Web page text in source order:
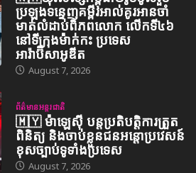
ប្រឡងទន្ទេញគម្ពីរអាល់គូរអានចាំ
មាត់លំដាប់ពិភពលោក លើកទី៤៦
នៅទីក្រុងម៉ាក់កះ ប្រទេស
អារ៉ាប៊ីសាអូឌីត
August 7, 2026
ព័ត៌មានអន្តរជាតិ
🇲🇾 ម៉ាឡេស៊ី បន្តប្រតិបត្តិការត្រួត
ពិនិត្យ និងចាប់ខ្លួនជនអន្តោប្រវេសន៍
ខុសច្បាប់ទូទាំងប្រទេស
August 7, 2026